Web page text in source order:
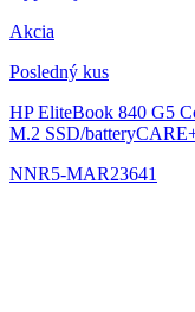
Akcia
Posledný kus
HP EliteBook 840 G5
M.2 SSD/
NNR5-MAR23641